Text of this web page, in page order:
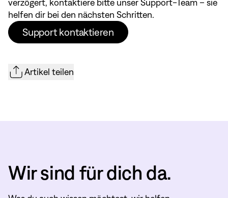
verzögert, kontaktiere bitte unser Support-Team – sie
helfen dir bei den nächsten Schritten.
Support kontaktieren
Artikel teilen
Wir sind für dich da.